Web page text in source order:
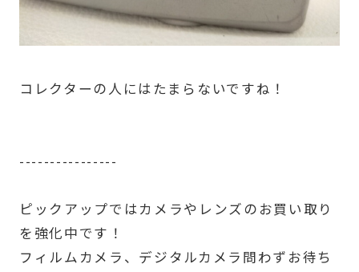
コレクターの人にはたまらないですね！
----------------
ピックアップではカメラやレンズのお買い取り
を強化中です！
フィルムカメラ、デジタルカメラ問わずお待ち